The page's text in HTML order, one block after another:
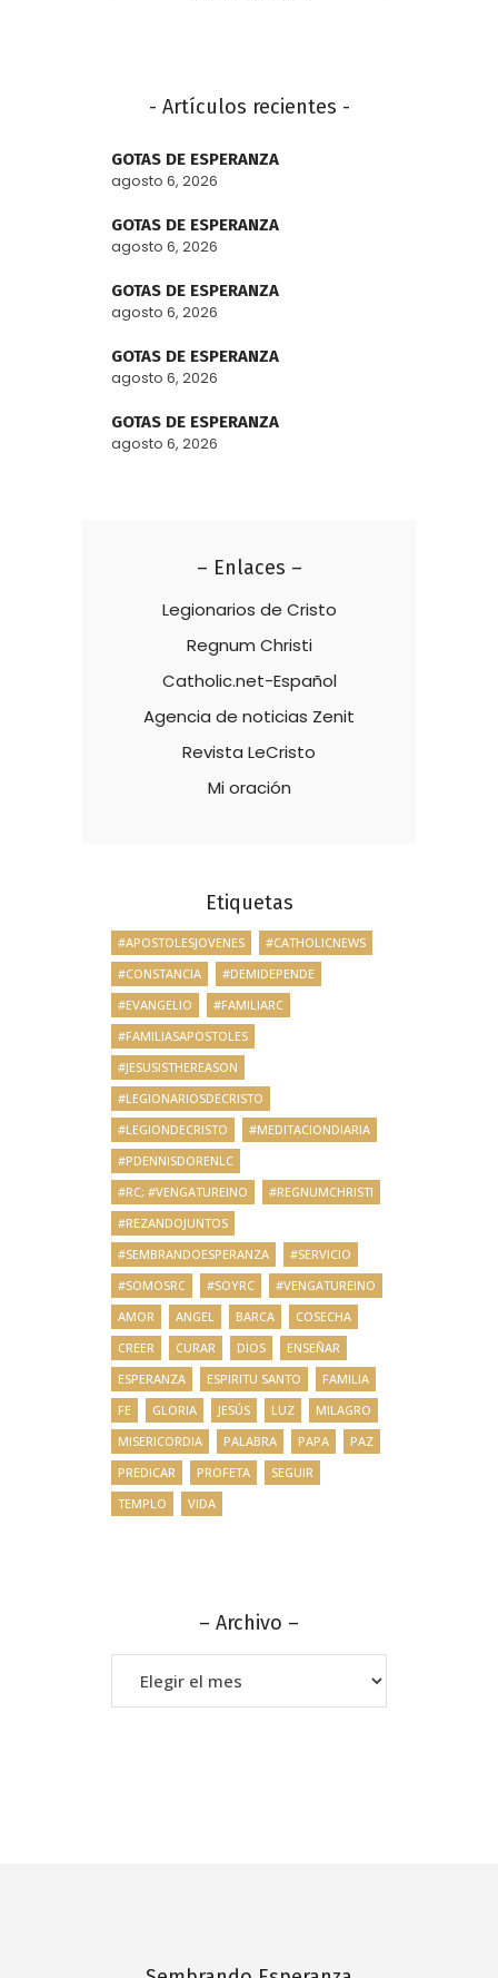
- Artículos recientes -
GOTAS DE ESPERANZA
agosto 6, 2026
GOTAS DE ESPERANZA
agosto 6, 2026
GOTAS DE ESPERANZA
agosto 6, 2026
GOTAS DE ESPERANZA
agosto 6, 2026
GOTAS DE ESPERANZA
agosto 6, 2026
– Enlaces –
Legionarios de Cristo
Regnum Christi
Catholic.net-Español
Agencia de noticias Zenit
Revista LeCristo
Mi oración
Etiquetas
#APOSTOLESJOVENES
#CATHOLICNEWS
#CONSTANCIA
#DEMIDEPENDE
#EVANGELIO
#FAMILIARC
#FAMILIASAPOSTOLES
#JESUSISTHEREASON
#LEGIONARIOSDECRISTO
#LEGIONDECRISTO
#MEDITACIONDIARIA
#PDENNISDORENLC
#RC; #VENGATUREINO
#REGNUMCHRISTI
#REZANDOJUNTOS
#SEMBRANDOESPERANZA
#SERVICIO
#SOMOSRC
#SOYRC
#VENGATUREINO
AMOR
ANGEL BARCA
COSECHA
CREER
CURAR DIOS
ENSEÑAR
ESPERANZA
ESPIRITU SANTO
FAMILIA
FE
GLORIA JESÚS LUZ
MILAGRO
MISERICORDIA
PALABRA PAPA
PAZ
PREDICAR
PROFETA
SEGUIR
TEMPLO
VIDA
– Archivo –
–
Archivo
–